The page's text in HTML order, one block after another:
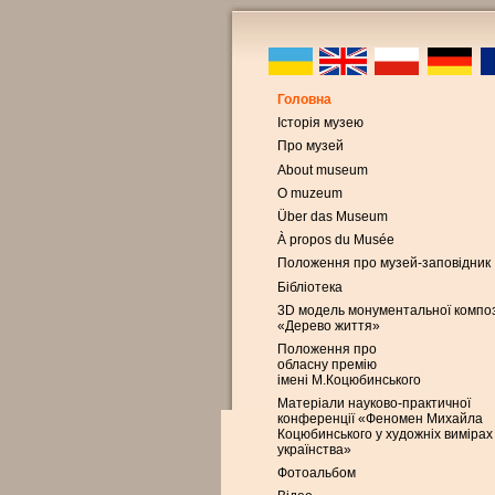
Головна
Історія музею
Про музей
About museum
O muzeum
Über das Museum
À propos du Musée
Положення про музей-заповідник
Бібліотека
3D модель монументальної
«Дерево життя»
Положення про
обласну премію
імені М.Коцюбинського
Матеріали науково-практичної
конференції «Феномен Михайла
Коцюбинського у художніх вимірах
українства»
Фотоальбом